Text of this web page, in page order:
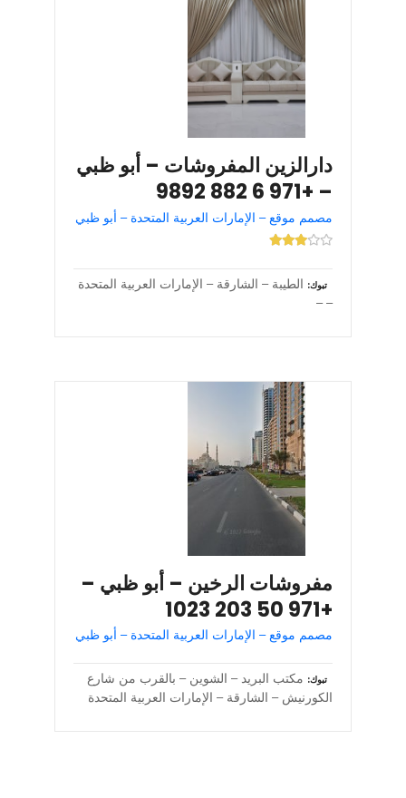
دارالزين المفروشات – أبو ظبي
– +971 6 882 9892
مصمم موقع – الإمارات العربية المتحدة – أبو ظبي
تبوك
الطيبة – الشارقة – الإمارات العربية المتحدة
– –
مفروشات الرخين – أبو ظبي –
+971 50 203 1023
مصمم موقع – الإمارات العربية المتحدة – أبو ظبي
تبوك
مكتب البريد – الشوين – بالقرب من شارع
الكورنيش – الشارقة – الإمارات العربية المتحدة